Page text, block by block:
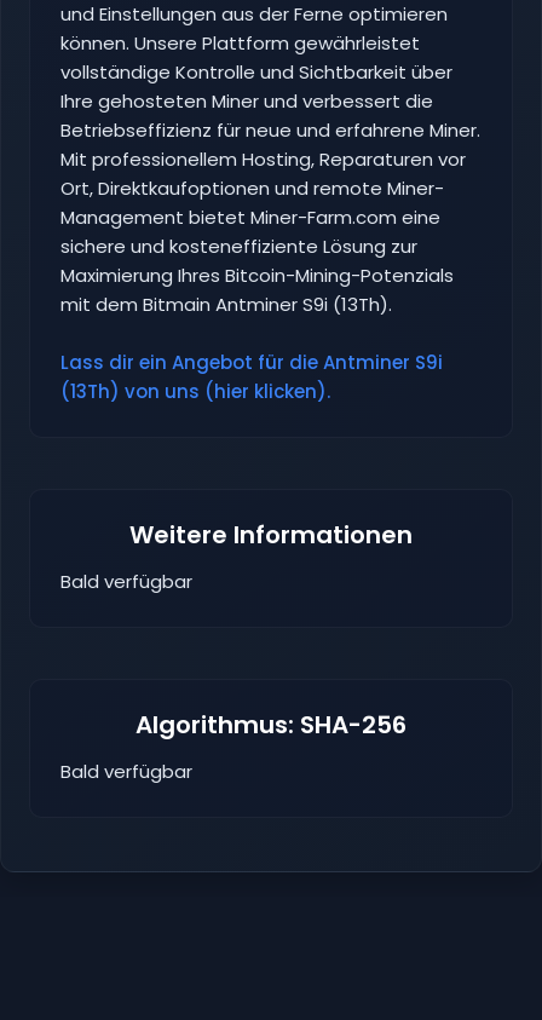
und Einstellungen aus der Ferne optimieren
können. Unsere Plattform gewährleistet
vollständige Kontrolle und Sichtbarkeit über
Ihre gehosteten Miner und verbessert die
Betriebseffizienz für neue und erfahrene Miner.
Mit professionellem Hosting, Reparaturen vor
Ort, Direktkaufoptionen und remote Miner-
Management bietet Miner-Farm.com eine
sichere und kosteneffiziente Lösung zur
Maximierung Ihres Bitcoin-Mining-Potenzials
mit dem Bitmain Antminer S9i (13Th).
Lass dir ein Angebot für die Antminer S9i
(13Th) von uns (hier klicken).
Weitere Informationen
Bald verfügbar
Algorithmus: SHA-256
Bald verfügbar